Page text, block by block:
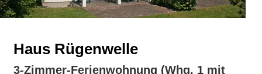
Haus Rügenwelle
3-Zimmer-Ferienwohnung (Whg. 1 mit